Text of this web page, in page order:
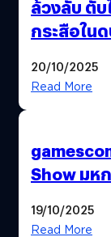
ล้วงลับ ตับ
กระสือใน
20/10/2025
Read More
Show มห
พาณิชย์ร่ว
19/10/2025
Read More